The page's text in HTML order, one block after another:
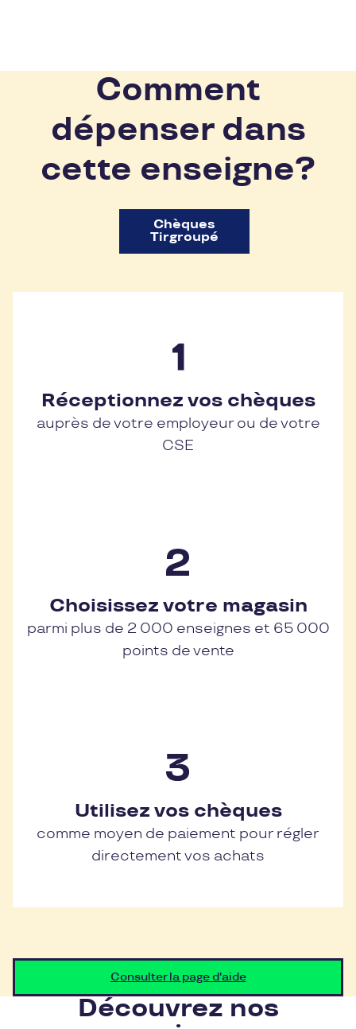
Comment
dépenser dans
cette enseigne?
Chèques
Tirgroupé
Réceptionnez vos chèques
auprès de votre employeur ou de votre
CSE
Choisissez votre magasin
parmi plus de 2 000 enseignes et 65 000
points de vente
Utilisez vos chèques
comme moyen de paiement pour régler
directement vos achats
Consulter la page d'aide
Découvrez nos